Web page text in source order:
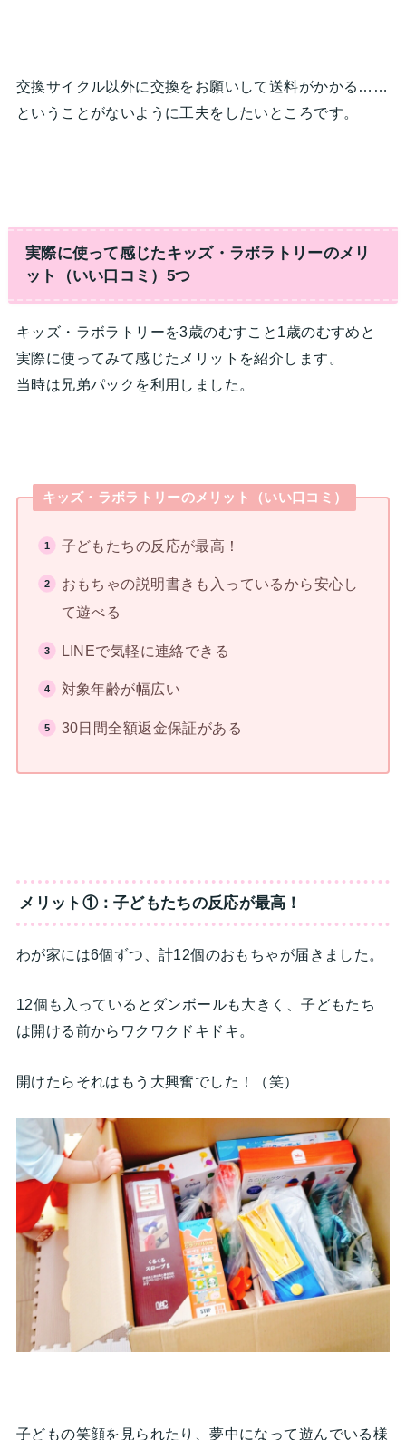
交換サイクル以外に交換をお願いして送料がかかる……
ということがないように工夫をしたいところです。
実際に使って感じたキッズ・ラボラトリーのメリ
ット（いい口コミ）5つ
キッズ・ラボラトリーを3歳のむすこと1歳のむすめと
実際に使ってみて感じたメリットを紹介します。
当時は兄弟パックを利用しました。
キッズ・ラボラトリーのメリット（いい口コミ）
子どもたちの反応が最高！
おもちゃの説明書きも入っているから安心し
て遊べる
LINEで気軽に連絡できる
対象年齢が幅広い
30日間全額返金保証がある
メリット①：子どもたちの反応が最高！
わが家には6個ずつ、計12個のおもちゃが届きました。
12個も入っているとダンボールも大きく、子どもたち
は開ける前からワクワクドキドキ。
開けたらそれはもう大興奮でした！（笑）
子どもの笑顔を見られたり、夢中になって遊んでいる様